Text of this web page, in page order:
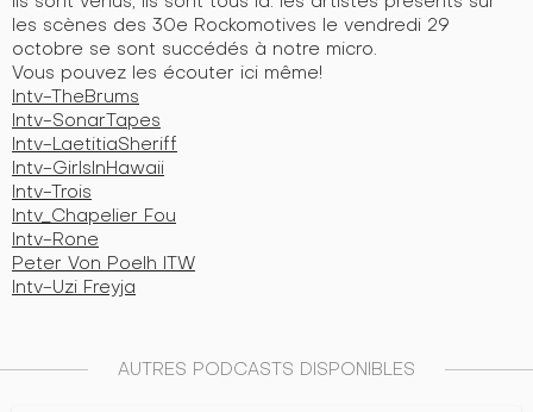
les scènes des 30e Rockomotives le vendredi 29
octobre se sont succédés à notre micro.
Vous pouvez les écouter ici même!
Intv-TheBrums
Intv-SonarTapes
Intv-LaetitiaSheriff
Intv-GirlsInHawaii
Intv-Trois
Intv_Chapelier Fou
Intv-Rone
Peter Von Poelh ITW
Intv-Uzi Freyja
AUTRES PODCASTS DISPONIBLES